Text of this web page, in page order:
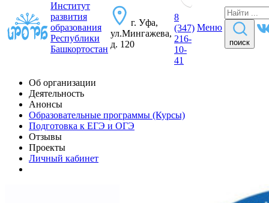
Институт
развития
образования
Республики
Башкортостан
г. Уфа,
ул.Мингажева,
д. 120
8
(347)
216-
10-
41
Меню
поиск
Об организации
Деятельность
Анонсы
Образовательные программы (Курсы)
Подготовка к ЕГЭ и ОГЭ
Отзывы
Проекты
Личный кабинет